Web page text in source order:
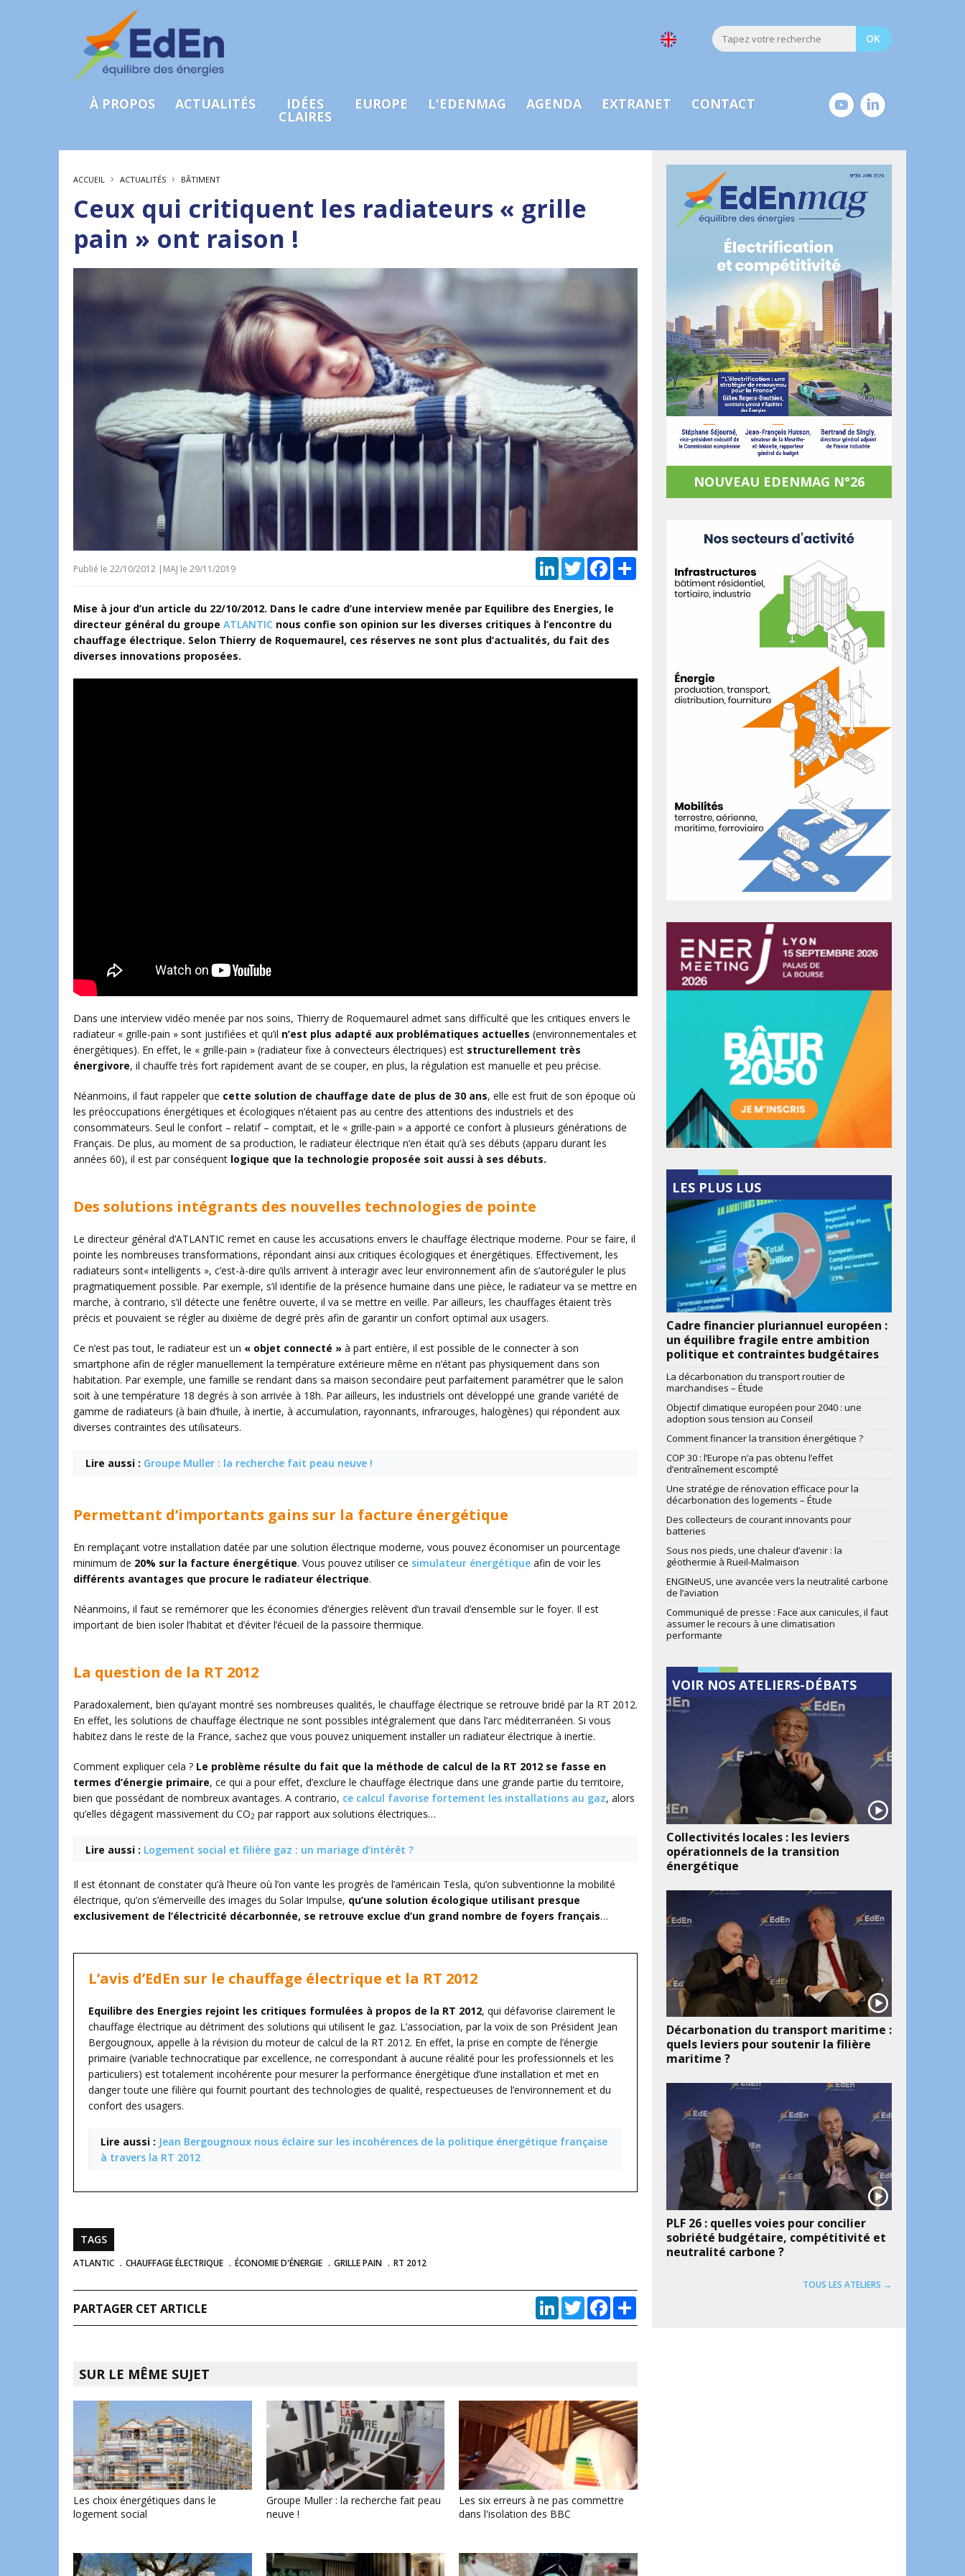
À PROPOS ACTUALITÉS IDÉES
CLAIRES
EUROPE L'EDENMAG AGENDA EXTRANET CONTACT
ACCUEIL › ACTUALITÉS › BÂTIMENT
Ceux qui critiquent les radiateurs « grille
pain » ont raison !
Publié le 22/10/2012 | MAJ le 29/11/2019 LinkedInTwitterFacebook
Mise à jour d’un article du 22/10/2012. Dans le cadre d’une interview menée par Equilibre des Energies, le
directeur général du groupe ATLANTIC nous confie son opinion sur les diverses critiques à l’encontre du
chauffage électrique. Selon Thierry de Roquemaurel, ces réserves ne sont plus d’actualités, du fait des
diverses innovations proposées.
Dans une interview vidéo menée par nos soins, Thierry de Roquemaurel admet sans difficulté que les critiques envers le
radiateur « grille-pain » sont justifiées et qu’il n’est plus adapté aux problématiques actuelles (environnementales et
énergétiques). En effet, le « grille-pain » (radiateur fixe à convecteurs électriques) est structurellement très
énergivore, il chauffe très fort rapidement avant de se couper, en plus, la régulation est manuelle et peu précise.
Néanmoins, il faut rappeler que cette solution de chauffage date de plus de 30 ans, elle est fruit de son époque où
les préoccupations énergétiques et écologiques n’étaient pas au centre des attentions des industriels et des
consommateurs. Seul le confort – relatif – comptait, et le « grille-pain » a apporté ce confort à plusieurs générations de
Français. De plus, au moment de sa production, le radiateur électrique n’en était qu’à ses débuts (apparu durant les
années 60), il est par conséquent logique que la technologie proposée soit aussi à ses débuts.
Des solutions intégrants des nouvelles technologies de pointe
Le directeur général d’ATLANTIC remet en cause les accusations envers le chauffage électrique moderne. Pour se faire, il
pointe les nombreuses transformations, répondant ainsi aux critiques écologiques et énergétiques. Effectivement, les
radiateurs sont« intelligents », c’est-à-dire qu’ils arrivent à interagir avec leur environnement afin de s’autoréguler le plus
pragmatiquement possible. Par exemple, s’il identifie de la présence humaine dans une pièce, le radiateur va se mettre en
marche, à contrario, s’il détecte une fenêtre ouverte, il va se mettre en veille. Par ailleurs, les chauffages étaient très
précis et pouvaient se régler au dixième de degré près afin de garantir un confort optimal aux usagers.
Ce n’est pas tout, le radiateur est un « objet connecté » à part entière, il est possible de le connecter à son
smartphone afin de régler manuellement la température extérieure même en n’étant pas physiquement dans son
habitation. Par exemple, une famille se rendant dans sa maison secondaire peut parfaitement paramétrer que le salon
soit à une température 18 degrés à son arrivée à 18h. Par ailleurs, les industriels ont développé une grande variété de
gamme de radiateurs (à bain d’huile, à inertie, à accumulation, rayonnants, infrarouges, halogènes) qui répondent aux
diverses contraintes des utilisateurs.
Lire aussi : Groupe Muller : la recherche fait peau neuve !
Permettant d’importants gains sur la facture énergétique
En remplaçant votre installation datée par une solution électrique moderne, vous pouvez économiser un pourcentage
minimum de 20% sur la facture énergétique. Vous pouvez utiliser ce simulateur énergétique afin de voir les
différents avantages que procure le radiateur électrique.
Néanmoins, il faut se remémorer que les économies d’énergies relèvent d’un travail d’ensemble sur le foyer. Il est
important de bien isoler l’habitat et d’éviter l’écueil de la passoire thermique.
La question de la RT 2012
Paradoxalement, bien qu’ayant montré ses nombreuses qualités, le chauffage électrique se retrouve bridé par la RT 2012.
En effet, les solutions de chauffage électrique ne sont possibles intégralement que dans l’arc méditerranéen. Si vous
habitez dans le reste de la France, sachez que vous pouvez uniquement installer un radiateur électrique à inertie.
Comment expliquer cela ? Le problème résulte du fait que la méthode de calcul de la RT 2012 se fasse en
termes d’énergie primaire, ce qui a pour effet, d’exclure le chauffage électrique dans une grande partie du territoire,
bien que possédant de nombreux avantages. A contrario, ce calcul favorise fortement les installations au gaz, alors
qu’elles dégagent massivement du CO2 par rapport aux solutions électriques…
Lire aussi : Logement social et filière gaz : un mariage d’intérêt ?
Il est étonnant de constater qu’à l’heure où l’on vante les progrès de l’américain Tesla, qu’on subventionne la mobilité
électrique, qu’on s’émerveille des images du Solar Impulse, qu’une solution écologique utilisant presque
exclusivement de l’électricité décarbonnée, se retrouve exclue d’un grand nombre de foyers français…
L’avis d’EdEn sur le chauffage électrique et la RT 2012
Equilibre des Energies rejoint les critiques formulées à propos de la RT 2012, qui défavorise clairement le
chauffage électrique au détriment des solutions qui utilisent le gaz. L’association, par la voix de son Président Jean
Bergougnoux, appelle à la révision du moteur de calcul de la RT 2012. En effet, la prise en compte de l’énergie
primaire (variable technocratique par excellence, ne correspondant à aucune réalité pour les professionnels et les
particuliers) est totalement incohérente pour mesurer la performance énergétique d’une installation et met en
danger toute une filière qui fournit pourtant des technologies de qualité, respectueuses de l’environnement et du
confort des usagers.
Lire aussi : Jean Bergougnoux nous éclaire sur les incohérences de la politique énergétique française
à travers la RT 2012
TAGS
ATLANTIC CHAUFFAGE ÉLECTRIQUE ÉCONOMIE D'ÉNERGIE GRILLE PAIN RT 2012
PARTAGER CET ARTICLE LinkedInTwitterFacebook
SUR LE MÊME SUJET
Les choix énergétiques dans le
logement social
Groupe Muller : la recherche fait peau
neuve !
Les six erreurs à ne pas commettre
dans l'isolation des BBC
NOUVEAU EDENMAG N°26
LES PLUS LUS
Cadre financier pluriannuel européen :
un équilibre fragile entre ambition
politique et contraintes budgétaires
La décarbonation du transport routier de
marchandises – Étude
Objectif climatique européen pour 2040 : une
adoption sous tension au Conseil
Comment financer la transition énergétique ?
COP 30 : l’Europe n’a pas obtenu l’effet
d’entraînement escompté
Une stratégie de rénovation efficace pour la
décarbonation des logements – Étude
Des collecteurs de courant innovants pour
batteries
Sous nos pieds, une chaleur d’avenir : la
géothermie à Rueil-Malmaison
ENGINeUS, une avancée vers la neutralité carbone
de l’aviation
Communiqué de presse : Face aux canicules, il faut
assumer le recours à une climatisation
performante
VOIR NOS ATELIERS-DÉBATS
Collectivités locales : les leviers
opérationnels de la transition
énergétique
Décarbonation du transport maritime :
quels leviers pour soutenir la filière
maritime ?
PLF 26 : quelles voies pour concilier
sobriété budgétaire, compétitivité et
neutralité carbone ?
TOUS LES ATELIERS →